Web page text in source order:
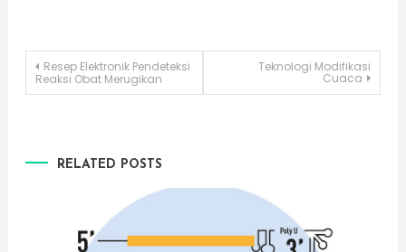
Post
Resep Elektronik Pendeteksi
Reaksi Obat Merugikan
Teknologi Modifikasi
Cuaca
RELATED POSTS